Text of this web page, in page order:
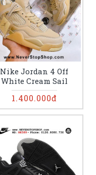
Nike Jordan 4 Off
White Cream Sail
1.400.000đ